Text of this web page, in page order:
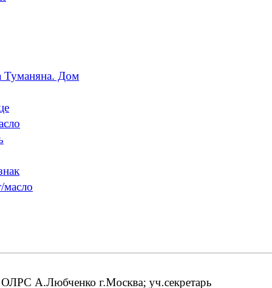
Туманяна. Дом
масло
ОЛРС А.Любченко г.Москва; уч.секретарь